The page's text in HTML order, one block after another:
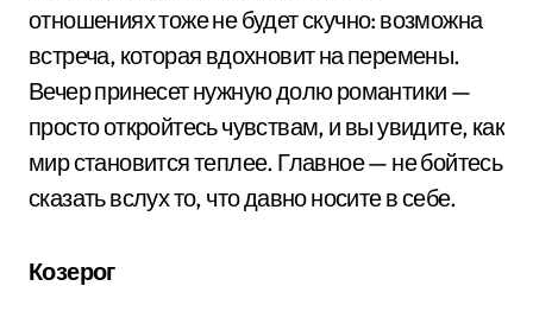
отношениях тоже не будет скучно: возможна
встреча, которая вдохновит на перемены.
Вечер принесет нужную долю романтики —
просто откройтесь чувствам, и вы увидите, как
мир становится теплее. Главное — не бойтесь
сказать вслух то, что давно носите в себе.
Козерог